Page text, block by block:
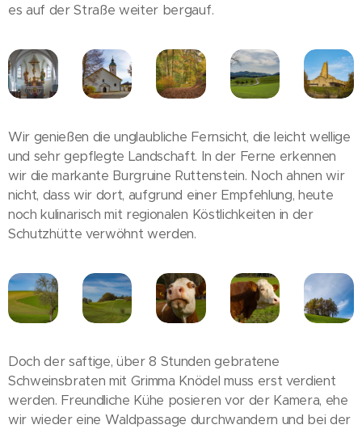
es auf der Straße weiter bergauf.
Wir genießen die unglaubliche Fernsicht, die leicht wellige
und sehr gepflegte Landschaft. In der Ferne erkennen
wir die markante Burgruine Ruttenstein. Noch ahnen wir
nicht, dass wir dort, aufgrund einer Empfehlung, heute
noch kulinarisch mit regionalen Köstlichkeiten in der
Schutzhütte verwöhnt werden.
Doch der saftige, über 8 Stunden gebratene
Schweinsbraten mit Grimma Knödel muss erst verdient
werden. Freundliche Kühe posieren vor der Kamera, ehe
wir wieder eine Waldpassage durchwandern und bei der